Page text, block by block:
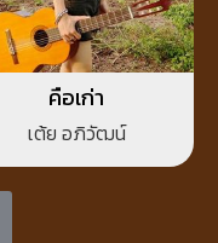
คือเก่า
เต้ย อภิวัฒน์